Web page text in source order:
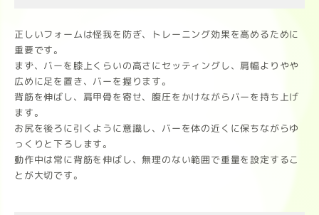
正しいフォームは怪我を防ぎ、トレーニング効果を高めるために
重要です。
まず、バーを膝上くらいの高さにセッティングし、肩幅よりやや
広めに足を置き、バーを握ります。
背筋を伸ばし、肩甲骨を寄せ、腹圧をかけながらバーを持ち上げ
ます。
お尻を後ろに引くように意識し、バーを体の近くに保ちながらゆ
っくりと下ろします。
動作中は常に背筋を伸ばし、無理のない範囲で重量を設定するこ
とが大切です。